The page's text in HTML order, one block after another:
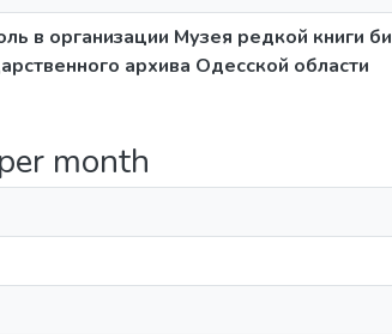
в организации Музея редкой книги
архива Одесской области
month